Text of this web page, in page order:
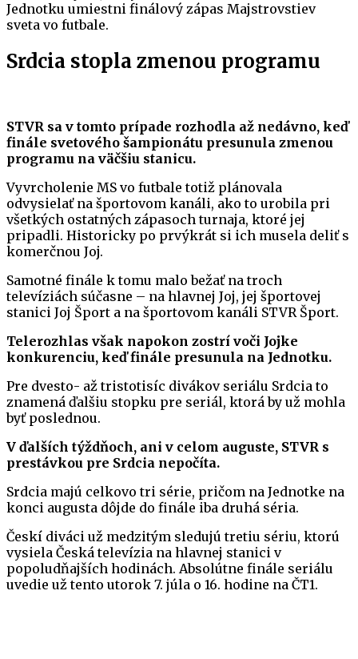
Jednotku umiestni finálový zápas Majstrovstiev
sveta vo futbale.
Srdcia stopla zmenou programu
STVR sa v tomto prípade rozhodla až nedávno, keď
finále svetového šampionátu presunula zmenou
programu na väčšiu stanicu.
Vyvrcholenie MS vo futbale totiž plánovala
odvysielať na športovom kanáli, ako to urobila pri
všetkých ostatných zápasoch turnaja, ktoré jej
pripadli. Historicky po prvýkrát si ich musela deliť s
komerčnou Joj.
Samotné finále k tomu malo bežať na troch
televíziách súčasne – na hlavnej Joj, jej športovej
stanici Joj Šport a na športovom kanáli STVR Šport.
Telerozhlas však napokon zostrí voči Jojke
konkurenciu, keď finále presunula na Jednotku.
Pre dvesto- až tristotisíc divákov seriálu Srdcia to
znamená ďalšiu stopku pre seriál, ktorá by už mohla
byť poslednou.
V ďalších týždňoch, ani v celom auguste, STVR s
prestávkou pre Srdcia nepočíta.
Srdcia majú celkovo tri série, pričom na Jednotke na
konci augusta dôjde do finále iba druhá séria.
Českí diváci už medzitým sledujú tretiu sériu, ktorú
vysiela Česká televízia na hlavnej stanici v
popoludňajších hodinách. Absolútne finále seriálu
uvedie už tento utorok 7. júla o 16. hodine na ČT1.